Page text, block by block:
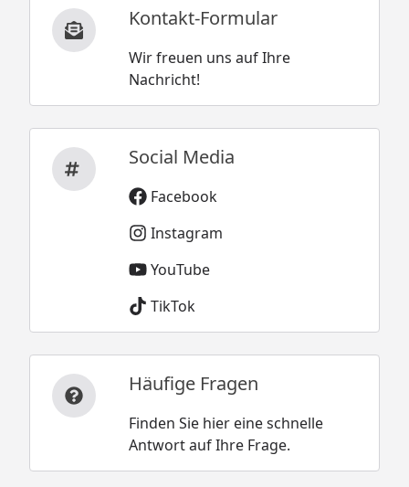
Kontakt-Formular
Wir freuen uns auf Ihre
Nachricht!
Social Media
Facebook
Instagram
YouTube
TikTok
Häufige Fragen
Finden Sie hier eine schnelle
Antwort auf Ihre Frage.